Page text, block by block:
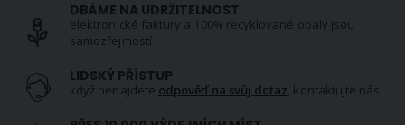
DBÁME NA UDRŽITELNOST
elektronické faktury a 100% recyklované obaly jsou
samozřejmostí
LIDSKÝ PŘÍSTUP
když nenajdete odpověď na svůj dotaz, kontaktujte nás